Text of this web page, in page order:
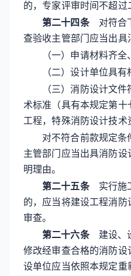
的，专家评审时间不超过
第二十四条对符合
查验收主管部门应当出具
（一）申请材料齐全
（二）设计单位具有
（三）消防设计文
术标准（具有本规定第
工程，特殊消防设计技术
对不符合前款规定条
主管部门应当出具消防
明理由。
第二十五条实行施
的，应当将建设工程消
审查。
第二十六条建设、
修改经审查合格的消防
设单位应当依照本规定重